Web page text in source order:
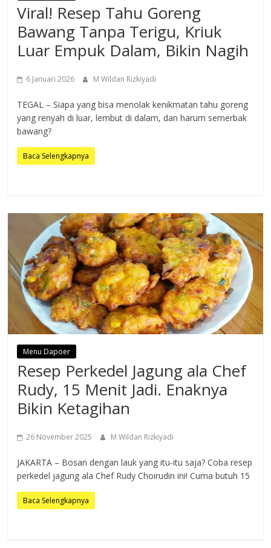
Viral! Resep Tahu Goreng
Bawang Tanpa Terigu, Kriuk
Luar Empuk Dalam, Bikin Nagih
6 Januari 2026 M Wildan Rizkiyadi
TEGAL – Siapa yang bisa menolak kenikmatan tahu goreng
yang renyah di luar, lembut di dalam, dan harum semerbak
bawang?
Baca Selengkapnya
Menu Dapoer
Resep Perkedel Jagung ala Chef
Rudy, 15 Menit Jadi. Enaknya
Bikin Ketagihan
26 November 2025 M Wildan Rizkiyadi
JAKARTA – Bosan dengan lauk yang itu-itu saja? Coba resep
perkedel jagung ala Chef Rudy Choirudin ini! Cuma butuh 15
Baca Selengkapnya